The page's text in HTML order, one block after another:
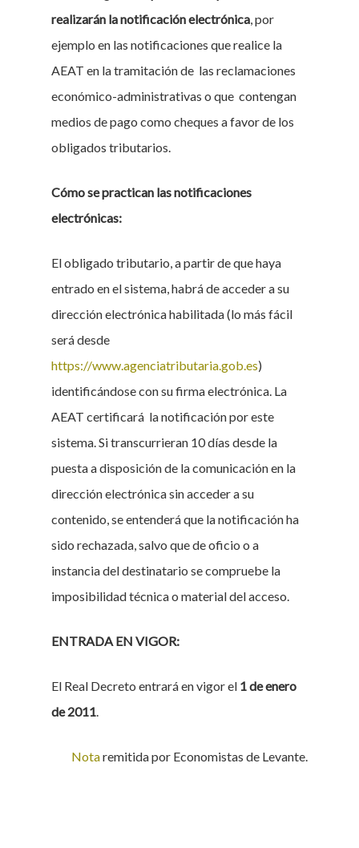
realizarán la notificación electrónica, por
ejemplo en las notificaciones que realice la
AEAT en la tramitación de las reclamaciones
económico-administrativas o que contengan
medios de pago como cheques a favor de los
obligados tributarios.
Cómo se practican las notificaciones
electrónicas:
El obligado tributario, a partir de que haya
entrado en el sistema, habrá de acceder a su
dirección electrónica habilitada (lo más fácil
será desde
https://www.agenciatributaria.gob.es)
identificándose con su firma electrónica. La
AEAT certificará la notificación por este
sistema. Si transcurrieran 10 días desde la
puesta a disposición de la comunicación en la
dirección electrónica sin acceder a su
contenido, se entenderá que la notificación ha
sido rechazada, salvo que de oficio o a
instancia del destinatario se compruebe la
imposibilidad técnica o material del acceso.
ENTRADA EN VIGOR:
El Real Decreto entrará en vigor el 1 de enero
de 2011.
Notaremitida por Economistas de Levante.